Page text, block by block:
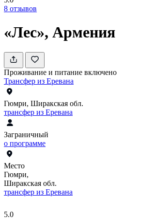
8 отзывов
«Лес», Армения
Проживание и питание включено
Трансфер из Еревана
Гюмри, Ширакская обл.
трансфер из Еревана
Заграничный
о программе
Место
Гюмри,
Ширакская обл.
трансфер из Еревана
5.0